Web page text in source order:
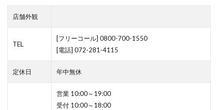
店舗外観
TEL
[フリーコール] 0800-700-1550
[電話] 072-281-4115
定休日 年中無休
営業 10:00～19:00
受付 10:00～18:00